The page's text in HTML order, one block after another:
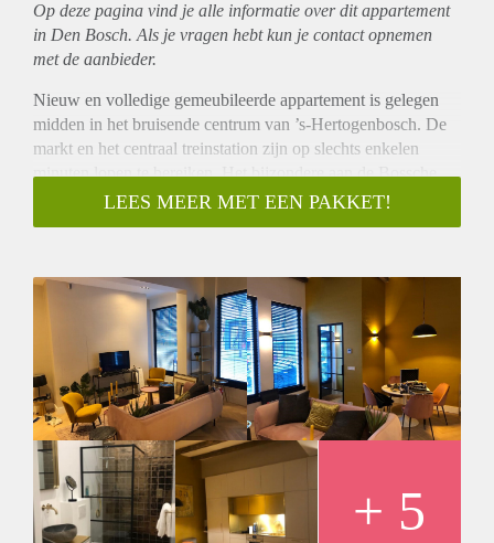
Op deze pagina vind je alle informatie over ditappartement
in Den Bosch. Als je vragen hebt kun je contact opnemen
met de aanbieder.
Nieuw en volledige gemeubileerde appartement is gelegen
midden in het bruisende centrum van ’s-Hertogenbosch. De
markt en het centraal treinstation zijn op slechts enkelen
minuten lopen te bereiken. Het bijzondere aan de Bossche
binnenstad is tevens dat de natuur direct grenst aan het
centrum.
venues, and theatres can be found within walking distance.
The appartment is equipped with new furniture and a
comfortable size bed. A well equiped kitchen, bathroom with
shower, dining table, seating area, TV and WiFi.
Rental price is euro 1195 exclusive
Tv en internet euro 65,00
Gas, water, electricity euro 100,00
Parking place (if needed) euro 100,00
LEES MEER MET EEN PAKKET!
+ 5